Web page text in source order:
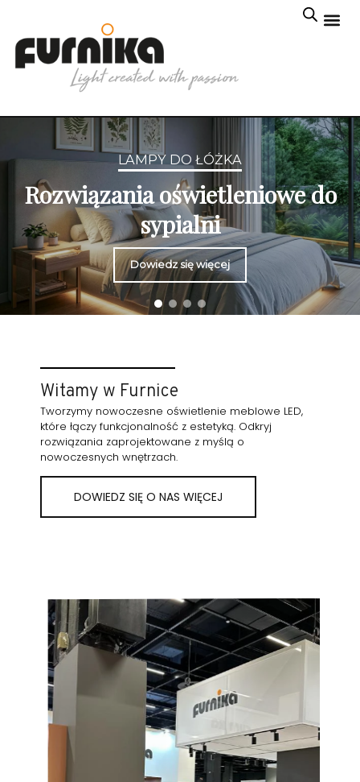
LAMPY DO ŁÓŻKA
Rozwiązania oświetleniowe do
sypialni
Dowiedz się więcej
Witamy w Furnice
Tworzymy nowoczesne oświetlenie meblowe LED,
które łączy funkcjonalność z estetyką. Odkryj
rozwiązania zaprojektowane z myślą o
nowoczesnych wnętrzach.
DOWIEDZ SIĘ O NAS WIĘCEJ